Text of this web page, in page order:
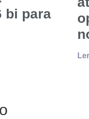
bi para